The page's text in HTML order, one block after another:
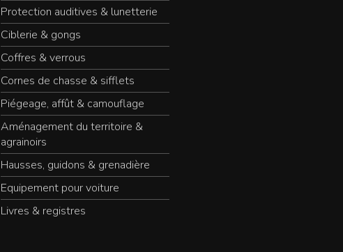
Protection auditives & lunetterie
Ciblerie & gongs
Coffres & verrous
Cornes de chasse & sifflets
Piégeage, affût & camouflage
Aménagement du territoire &
agrainoirs
Hausses, guidons & grenadière
Equipement pour voiture
Livres & registres